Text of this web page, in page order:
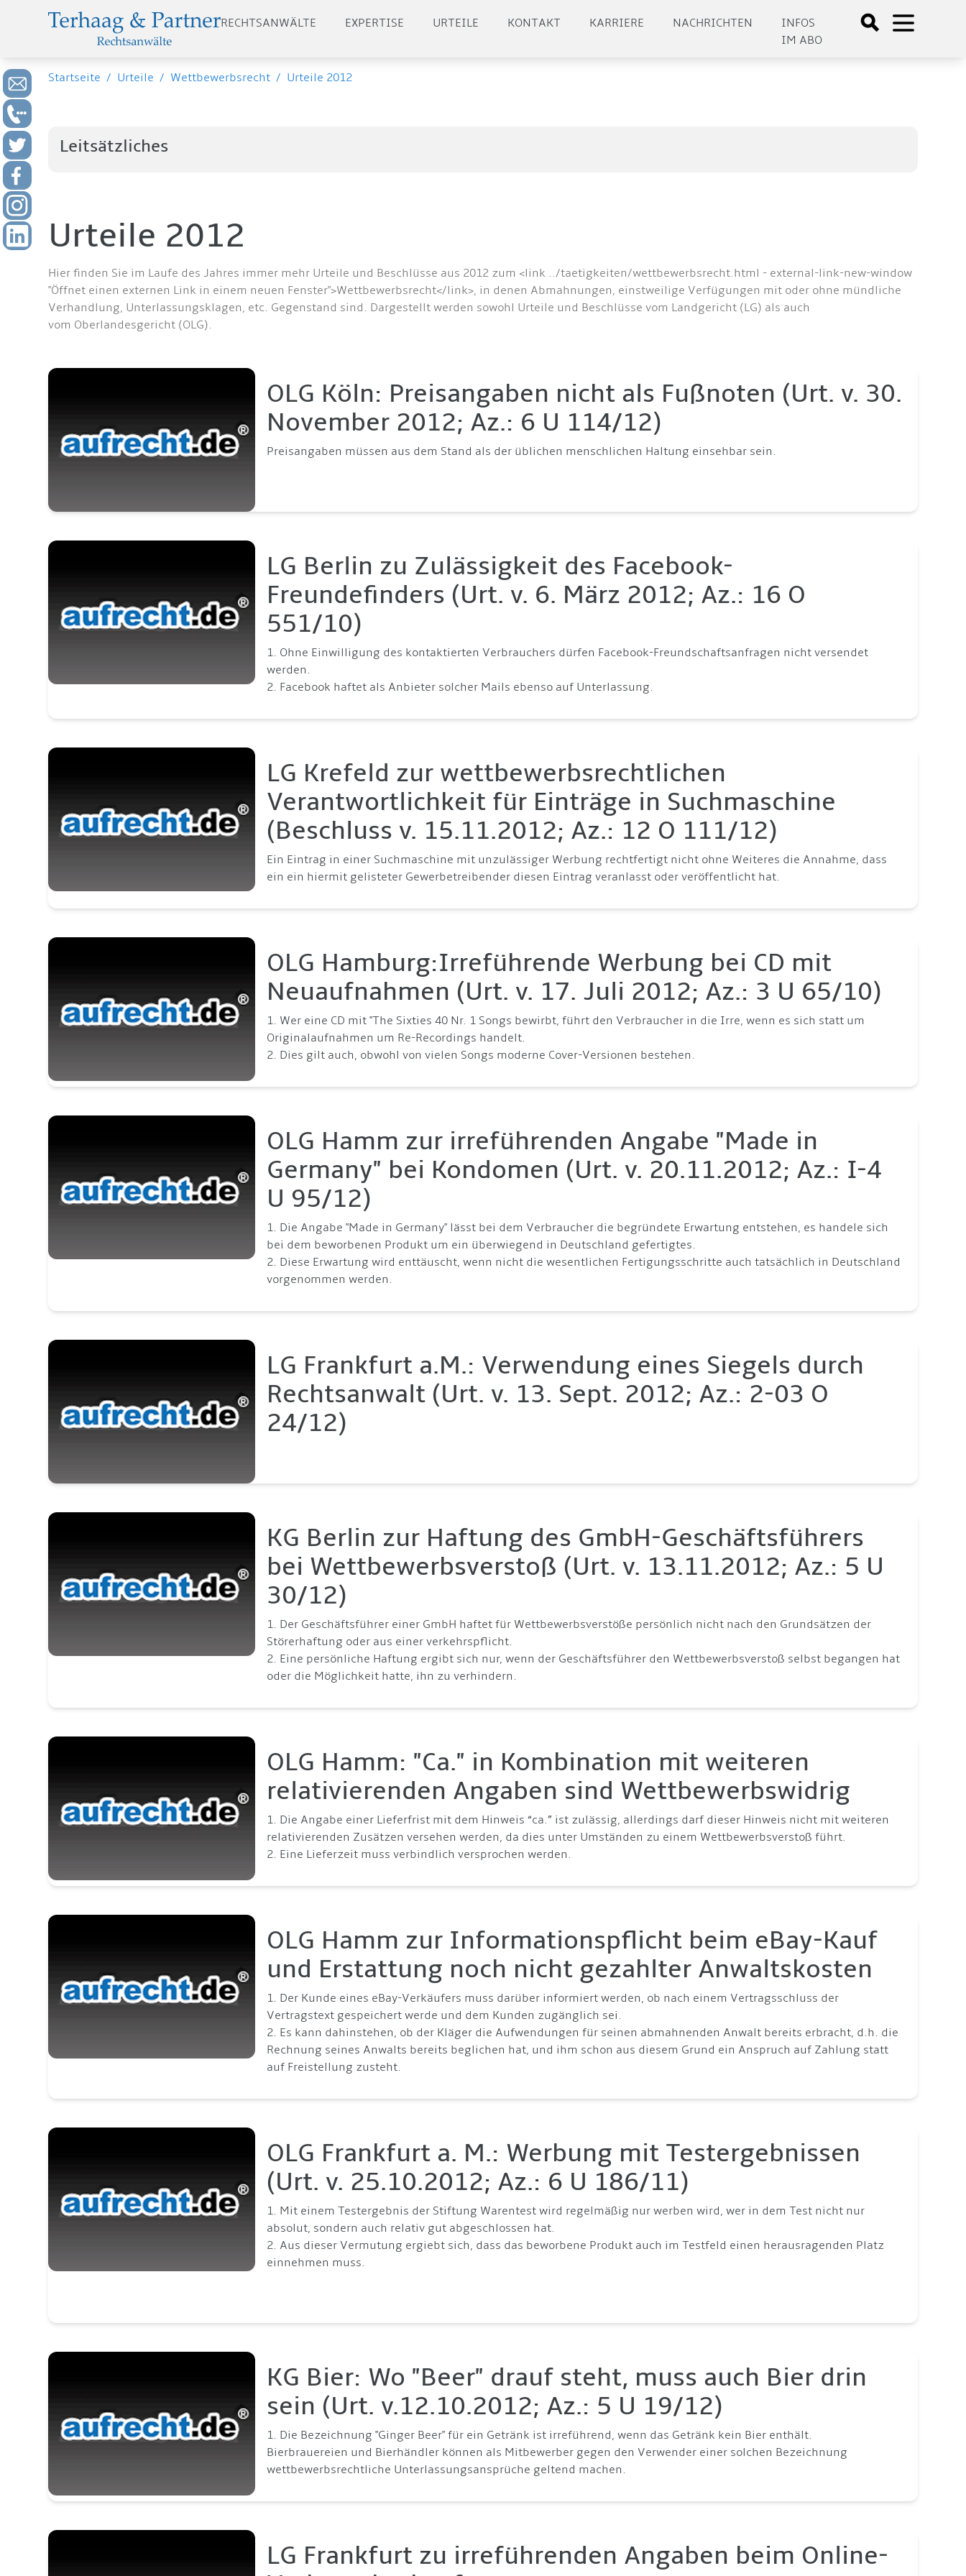
RECHTSANWÄLTE EXPERTISE URTEILE KONTAKT KARRIERE NACHRICHTEN
INFOS
IM ABO
Startseite / Urteile / Wettbewerbsrecht / Urteile 2012
Leitsätzliches
Urteile 2012
Hier finden Sie im Laufe des Jahres immer mehr Urteile und Beschlüsse aus 2012 zum <link ../taetigkeiten/wettbewerbsrecht.html - external-link-new-window
"Öffnet einen externen Link in einem neuen Fenster">Wettbewerbsrecht</link>, in denen Abmahnungen, einstweilige Verfügungen mit oder ohne mündliche
Verhandlung, Unterlassungsklagen, etc. Gegenstand sind. Dargestellt werden sowohl Urteile und Beschlüsse vom Landgericht (LG) als auch
vom Oberlandesgericht (OLG).
OLG Köln: Preisangaben nicht als Fußnoten (Urt. v. 30.
November 2012; Az.: 6 U 114/12)
Preisangaben müssen aus dem Stand als der üblichen menschlichen Haltung einsehbar sein.
LG Berlin zu Zulässigkeit des Facebook-
Freundefinders (Urt. v. 6. März 2012; Az.: 16 O
551/10)
1. Ohne Einwilligung des kontaktierten Verbrauchers dürfen Facebook-Freundschaftsanfragen nicht versendet
werden.
2. Facebook haftet als Anbieter solcher Mails ebenso auf Unterlassung.
LG Krefeld zur wettbewerbsrechtlichen
Verantwortlichkeit für Einträge in Suchmaschine
(Beschluss v. 15.11.2012; Az.: 12 O 111/12)
Ein Eintrag in einer Suchmaschine mit unzulässiger Werbung rechtfertigt nicht ohne Weiteres die Annahme, dass
ein ein hiermit gelisteter Gewerbetreibender diesen Eintrag veranlasst oder veröffentlicht hat.
OLG Hamburg:Irreführende Werbung bei CD mit
Neuaufnahmen (Urt. v. 17. Juli 2012; Az.: 3 U 65/10)
1. Wer eine CD mit "The Sixties 40 Nr. 1 Songs bewirbt, führt den Verbraucher in die Irre, wenn es sich statt um
Originalaufnahmen um Re-Recordings handelt.
2. Dies gilt auch, obwohl von vielen Songs moderne Cover-Versionen bestehen.
OLG Hamm zur irreführenden Angabe "Made in
Germany" bei Kondomen (Urt. v. 20.11.2012; Az.: I-4
U 95/12)
1. Die Angabe "Made in Germany" lässt bei dem Verbraucher die begründete Erwartung entstehen, es handele sich
bei dem beworbenen Produkt um ein überwiegend in Deutschland gefertigtes.
2. Diese Erwartung wird enttäuscht, wenn nicht die wesentlichen Fertigungsschritte auch tatsächlich in Deutschland
vorgenommen werden.
LG Frankfurt a.M.: Verwendung eines Siegels durch
Rechtsanwalt (Urt. v. 13. Sept. 2012; Az.: 2-03 O
24/12)
KG Berlin zur Haftung des GmbH-Geschäftsführers
bei Wettbewerbsverstoß (Urt. v. 13.11.2012; Az.: 5 U
30/12)
1. Der Geschäftsführer einer GmbH haftet für Wettbewerbsverstöße persönlich nicht nach den Grundsätzen der
Störerhaftung oder aus einer verkehrspflicht.
2. Eine persönliche Haftung ergibt sich nur, wenn der Geschäftsführer den Wettbewerbsverstoß selbst begangen hat
oder die Möglichkeit hatte, ihn zu verhindern.
OLG Hamm: "Ca." in Kombination mit weiteren
relativierenden Angaben sind Wettbewerbswidrig
1. Die Angabe einer Lieferfrist mit dem Hinweis “ca.” ist zulässig, allerdings darf dieser Hinweis nicht mit weiteren
relativierenden Zusätzen versehen werden, da dies unter Umständen zu einem Wettbewerbsverstoß führt.
2. Eine Lieferzeit muss verbindlich versprochen werden.
OLG Hamm zur Informationspflicht beim eBay-Kauf
und Erstattung noch nicht gezahlter Anwaltskosten
1. Der Kunde eines eBay-Verkäufers muss darüber informiert werden, ob nach einem Vertragsschluss der
Vertragstext gespeichert werde und dem Kunden zugänglich sei.
2. Es kann dahinstehen, ob der Kläger die Aufwendungen für seinen abmahnenden Anwalt bereits erbracht, d.h. die
Rechnung seines Anwalts bereits beglichen hat, und ihm schon aus diesem Grund ein Anspruch auf Zahlung statt
auf Freistellung zusteht.
OLG Frankfurt a. M.: Werbung mit Testergebnissen
(Urt. v. 25.10.2012; Az.: 6 U 186/11)
1. Mit einem Testergebnis der Stiftung Warentest wird regelmäßig nur werben wird, wer in dem Test nicht nur
absolut, sondern auch relativ gut abgeschlossen hat.
2. Aus dieser Vermutung ergiebt sich, dass das beworbene Produkt auch im Testfeld einen herausragenden Platz
einnehmen muss.
KG Bier: Wo "Beer" drauf steht, muss auch Bier drin
sein (Urt. v.12.10.2012; Az.: 5 U 19/12)
1. Die Bezeichnung "Ginger Beer" für ein Getränk ist irreführend, wenn das Getränk kein Bier enthält.
Bierbrauereien und Bierhändler können als Mitbewerber gegen den Verwender einer solchen Bezeichnung
wettbewerbsrechtliche Unterlassungsansprüche geltend machen.
LG Frankfurt zu irreführenden Angaben beim Online-